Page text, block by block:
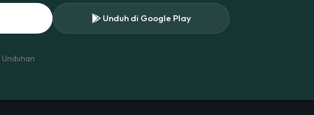
Unduh di Google Play
Unduhan